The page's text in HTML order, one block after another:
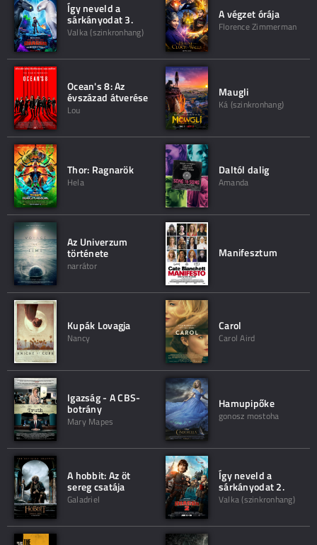
Így neveld a
sárkányodat 3.
Valka (szinkronhang)
A végzet órája
Florence Zimmerman
Ocean's 8: Az
évszázad átverése
Lou
Maugli
Ká (szinkronhang)
Thor: Ragnarök
Hela
Daltól dalig
Amanda
Az Univerzum
története
narrátor
Manifesztum
Kupák Lovagja
Nancy
Carol
Carol Aird
Igazság - A CBS-
botrány
Mary Mapes
Hamupipőke
gonosz mostoha
A hobbit: Az öt
sereg csatája
Galadriel
Így neveld a
sárkányodat 2.
Valka (szinkronhang)